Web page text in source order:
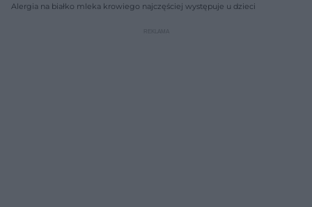
Alergia na białko mleka krowiego najczęściej występuje u dzieci